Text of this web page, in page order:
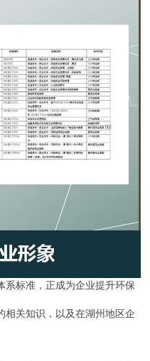
系标准，正成为企业提升环保
相关知识，以及在湖州地区企